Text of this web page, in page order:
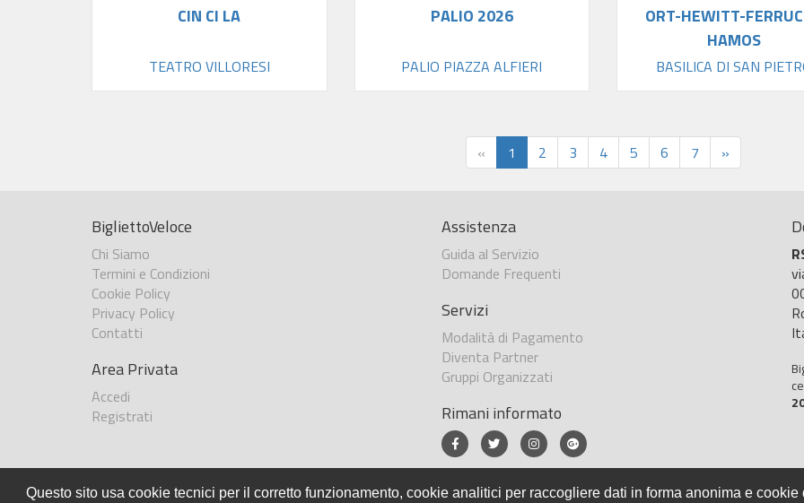
Questo sito usa cookie tecnici per il corretto funzionamento, cookie analitici per raccogliere dati in forma anonima e
CIN CI LA
TEATRO VILLORESI
PALIO 2026
PALIO PIAZZA ALFIERI
ORT-HEWITT-
HAMOS
BASILICA DI SAN
« 1 2 3 4 5 6 7 »
BigliettoVeloce
Chi Siamo
Termini e Condizioni
Cookie Policy
Privacy Policy
Contatti
Area Privata
Accedi
Registrati
Assistenza
Guida al Servizio
Domande Frequenti
Servizi
Modalità di Pagamento
Diventa Partner
Gruppi Organizzati
Rimani informato